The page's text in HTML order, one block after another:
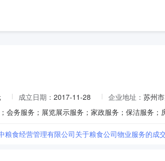
成立日期： 2017-11-28 企业地址： 苏州
粮食经营管理有限公司关于粮食公司物业服务的成